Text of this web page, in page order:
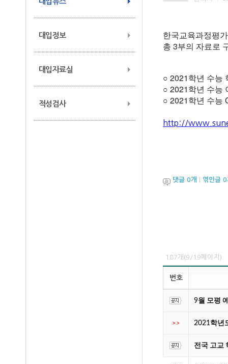
대입정보
대입자료실
적성검사
한국교육과정평
총 3부의 자료로
○ 2021학년 수능
○ 2021학년 수능
○ 2021학년 수능
http://
댓글 0개 엮인글 0
187개(9/19페이지)
번호
9월 모평
>> 2021학년
전국 고교